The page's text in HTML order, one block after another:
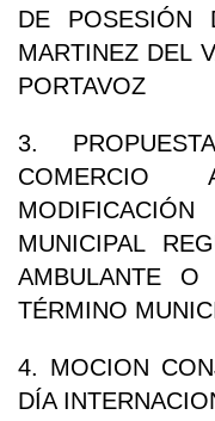
DE POSESIÓN
MARTINEZ DEL
PORTAVOZ
3.
MUNICIPAL
AMBULANTE
TÉRMINO
4. MOCION
DÍA